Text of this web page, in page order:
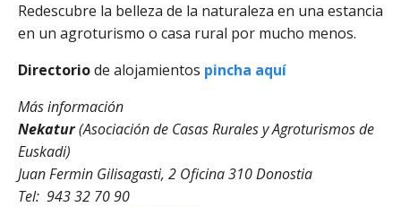
Redescubre la belleza de la naturaleza en una estancia
en un agroturismo o casa rural por mucho menos.
Directoriode alojamientos pincha aquí
Más información
Nekatur(Asociación de Casas Rurales y Agroturismos de
Euskadi)
Juan Fermin Gilisagasti, 2 Oficina 310 Donostia
Tel: 943 32 70 90